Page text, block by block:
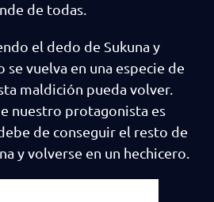
de todas.
el dedo de Sukuna y
se vuelva en una especie de
maldición pueda volver.
nuestro protagonista es
de conseguir el resto de
y volverse en un hechicero.